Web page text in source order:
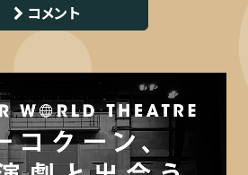
コメント